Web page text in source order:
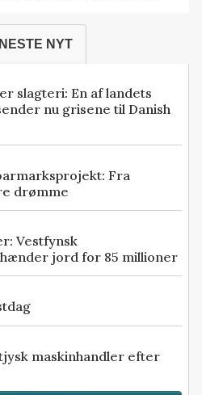
NYT
slagteri: En af landets
nu grisene til Danish
Fra
drømme
Vestfynsk
jord for 85 millioner
maskinhandler efter